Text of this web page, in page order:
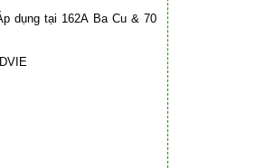
dụng tại 162A Ba Cu & 70